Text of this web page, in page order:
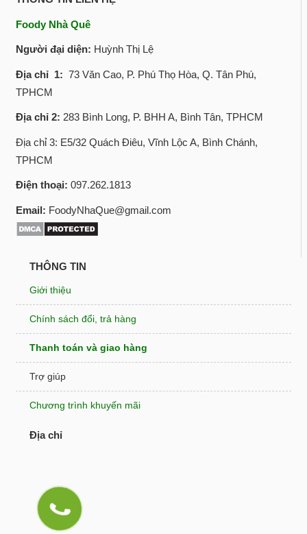
Foody Nhà Quê
Người đại diện: Huỳnh Thị Lệ
Địa chỉ 1: 73 Văn Cao, P. Phú Thọ Hòa, Q. Tân Phú,
TPHCM
Địa chỉ 2: 283 Bình Long, P. BHH A, Bình Tân, TPHCM
Địa chỉ 3: E5/32 Quách Điêu, Vĩnh Lộc A, Bình Chánh,
TPHCM
Điện thoại: 097.262.1813
Email: FoodyNhaQue@gmail.com
THÔNG TIN
Giới thiệu
Chính sách đổi, trả hàng
Thanh toán và giao hàng
Trợ giúp
Chương trình khuyến mãi
Địa chỉ